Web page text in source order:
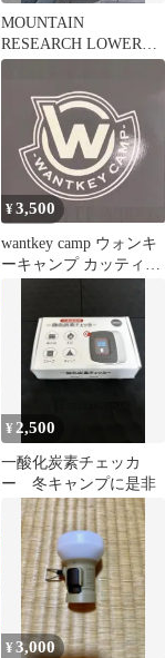
MOUNTAIN
RESEARCH LOWER
CHAIRカスタム
¥3,500
wantkey camp ウォンキ
ーキャンプ カッティン
¥ 2,500
一酸化炭素チェッカ
ー 冬キャンプに是非
¥3,000